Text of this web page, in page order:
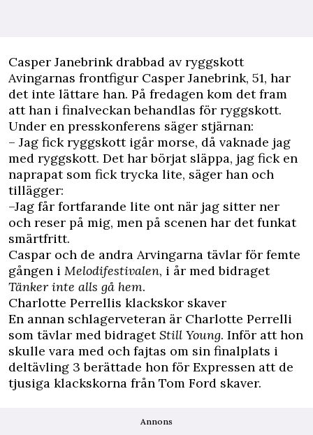
Casper Janebrink drabbad av ryggskott
Avingarnas frontfigur Casper Janebrink, 51, har
det inte lättare han. På fredagen kom det fram
att han i finalveckan behandlas för ryggskott.
Under en presskonferens säger stjärnan:
– Jag fick ryggskott igår morse, då vaknade jag
med ryggskott. Det har börjat släppa, jag fick en
naprapat som fick trycka lite, säger han och
tillägger:
–Jag får fortfarande lite ont när jag sitter ner
och reser på mig, men på scenen har det funkat
smärtfritt.
Caspar och de andra Arvingarna tävlar för femte
gången i Melodifestivalen, i år med bidraget
Tänker inte alls gå hem.
Charlotte Perrellis klackskor skaver
En annan schlagerveteran är Charlotte Perrelli
som tävlar med bidragetStill Young. Inför att hon
skulle vara med och fajtas om sin finalplats i
deltävling 3 berättade hon för Expressen att de
tjusiga klackskorna från Tom Ford skaver.
Annons